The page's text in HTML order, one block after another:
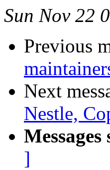
Sun Nov 22
Previous
Next
Nestle,
]